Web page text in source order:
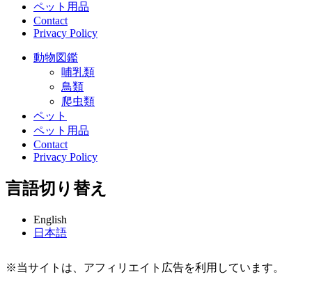
ペット用品
Contact
Privacy Policy
動物図鑑
哺乳類
鳥類
爬虫類
ペット
ペット用品
Contact
Privacy Policy
言語切り替え
English
日本語
※当サイトは、アフィリエイト広告を利用しています。